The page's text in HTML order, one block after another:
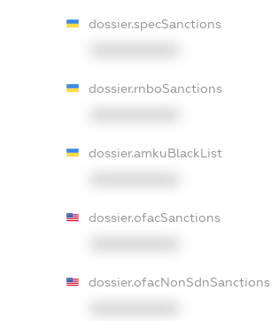
dossier.specSanctions
dossier.rnboSanctions
dossier.amkuBlackList
dossier.ofacSanctions
dossier.ofacNonSdnSanctions